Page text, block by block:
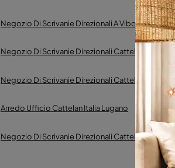
Negozio Di Scrivanie Direzionali A Vibo Valentia
Negozio Di Scrivanie Direzionali Cattelan Italia
Negozio Di Scrivanie Direzionali Cattelan Italia
Arredo Ufficio Cattelan Italia Lugano
Negozio Di Scrivanie Direzionali Cattelan Italia